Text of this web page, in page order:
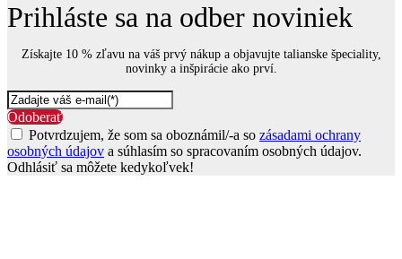
Prihláste sa na odber noviniek
Získajte 10 % zľavu na váš prvý nákup a objavujte talianske špeciality,
novinky a inšpirácie ako prví.
Odoberať
Potvrdzujem, že som sa oboznámil/-a so zásadami ochrany
osobných údajov a súhlasím so spracovaním osobných údajov.
Odhlásiť sa môžete kedykoľvek!